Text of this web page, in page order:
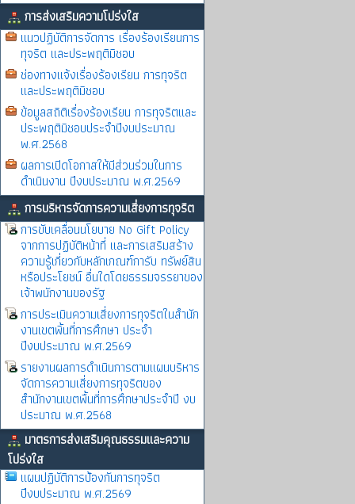
การส่งเสริมความโปร่งใส
แนวปฏิบัติการจัดการ เรื่องร้องเรียนการ
ทุจริต และประพฤติมิชอบ
ช่องทางแจ้งเรื่องร้องเรียน การทุจริต
และประพฤติมิชอบ
ข้อมูลสถิติเรื่องร้องเรียน การทุจริตและ
ประพฤติมิชอบประจำปีงบประมาณ
พ.ศ.2568
ผลการเปิดโอกาสให้มีส่วนร่วมในการ
ดำเนินงาน ปีงบประมาณ พ.ศ.2569
การบริหารจัดการความเสี่ยงการทุจริต
การขับเคลื่อนนโยบาย No Gift Policy
จากการปฏิบัติหน้าที่ และการเสริมสร้าง
ความรู้เกี่ยวกับหลักเกณฑ์การับ ทรัพย์สิน
หรือประโยชน์ อื่นใดโดยธรรมจรรยาของ
เจ้าพนักงานของรัฐ
การประเมินความเสี่ยงการทุจริตในสำนัก
งานเขตพิ้นที่การศึกษา ประจำ
ปีงบประมาณ พ.ศ.2569
รายงานผลการดำเนินการตามแผนบริหาร
จัดการความเสี่ยงการทุจริตของ
สำนักงานเขตพื้นที่การศึกษาประจำปี งบ
ประมาณ พ.ศ.2568
มาตรการส่งเสริมคุณธรรมและความ
โปร่งใส
แผนปฏิบัติการป้องกันการทุจริต
ปีงบประมาณ พ.ศ.2569